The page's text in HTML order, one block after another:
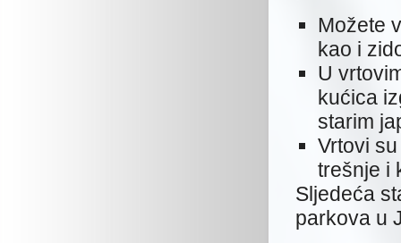
Možete
kao i
U
kućica
starim
Vrtovi
trešnje i
Sljedeća
parkova u